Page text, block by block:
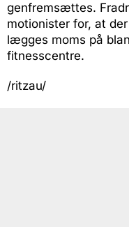
genfremsættes.
motionister for, at
lægges moms på
fitnesscentre.
/ritzau/